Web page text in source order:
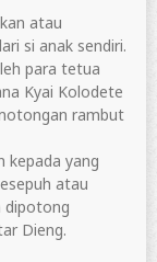
atau
si anak sendiri.
para tetua
Kyai Kolodete
rambut
kepada yang
atau
dipotong
Dieng.